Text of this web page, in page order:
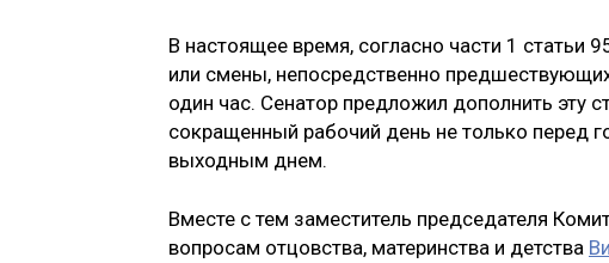
В настоящее время, согласно части 1 статьи
или смены, непосредственно
один час. Сенатор предложил дополнить эту
сокращенный рабочий день не только перед
выходным днем.
Вместе с тем заместитель председателя
вопросам отцовства, материнства и детства